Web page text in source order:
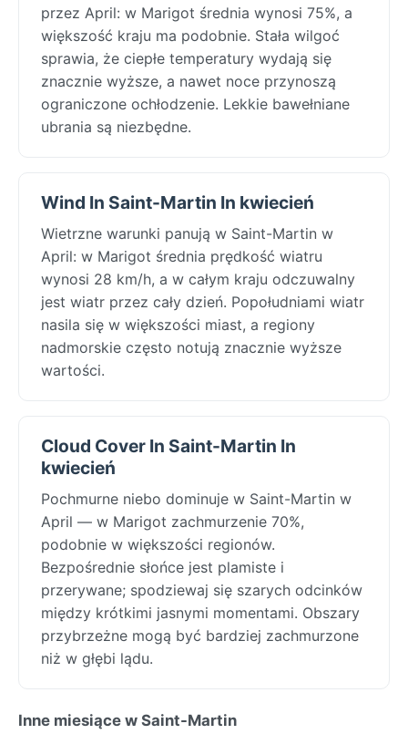
przez April: w Marigot średnia wynosi 75%, a
większość kraju ma podobnie. Stała wilgoć
sprawia, że ciepłe temperatury wydają się
znacznie wyższe, a nawet noce przynoszą
ograniczone ochłodzenie. Lekkie bawełniane
ubrania są niezbędne.
Wind In Saint-Martin In kwiecień
Wietrzne warunki panują w Saint-Martin w
April: w Marigot średnia prędkość wiatru
wynosi 28 km/h, a w całym kraju odczuwalny
jest wiatr przez cały dzień. Popołudniami wiatr
nasila się w większości miast, a regiony
nadmorskie często notują znacznie wyższe
wartości.
Cloud Cover In Saint-Martin In
kwiecień
Pochmurne niebo dominuje w Saint-Martin w
April — w Marigot zachmurzenie 70%,
podobnie w większości regionów.
Bezpośrednie słońce jest plamiste i
przerywane; spodziewaj się szarych odcinków
między krótkimi jasnymi momentami. Obszary
przybrzeżne mogą być bardziej zachmurzone
niż w głębi lądu.
Inne miesiące w Saint-Martin